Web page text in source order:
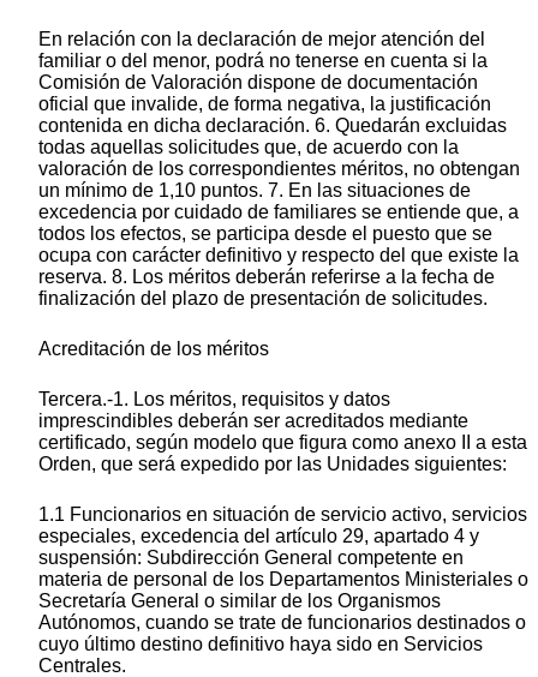
En relación con la declaración de mejor atención del
familiar o del menor, podrá no tenerse en cuenta si la
Comisión de Valoración dispone de documentación
oficial que invalide, de forma negativa, la justificación
contenida en dicha declaración. 6. Quedarán excluidas
todas aquellas solicitudes que, de acuerdo con la
valoración de los correspondientes méritos, no obtengan
un mínimo de 1,10 puntos. 7. En las situaciones de
excedencia por cuidado de familiares se entiende que, a
todos los efectos, se participa desde el puesto que se
ocupa con carácter definitivo y respecto del que existe la
reserva. 8. Los méritos deberán referirse a la fecha de
finalización del plazo de presentación de solicitudes.
Acreditación de los méritos
Tercera.-1. Los méritos, requisitos y datos
imprescindibles deberán ser acreditados mediante
certificado, según modelo que figura como anexo II a esta
Orden, que será expedido por las Unidades siguientes:
1.1 Funcionarios en situación de servicio activo, servicios
especiales, excedencia del artículo 29, apartado 4 y
suspensión: Subdirección General competente en
materia de personal de los Departamentos Ministeriales o
Secretaría General o similar de los Organismos
Autónomos, cuando se trate de funcionarios destinados o
cuyo último destino definitivo haya sido en Servicios
Centrales.